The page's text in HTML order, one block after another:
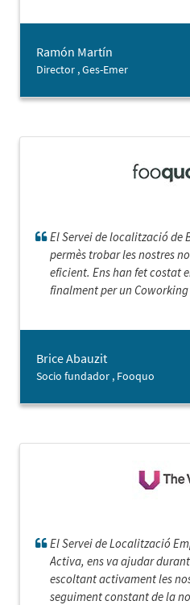
Ramón Martín
Director , Ges-Emer
El Servei de localització de
permès trobar les nostres
eficient. Ens han fet costat
finalment per un
Brice Abauzit
Socio fundador , Fooquo
El Servei de Localització
Activa, ens va ajudar
escoltant activament les
seguiment constant de la